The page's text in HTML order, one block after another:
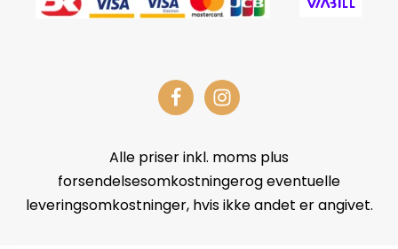
Alle priser inkl. moms plus
forsendelsesomkostningerog eventuelle
leveringsomkostninger, hvis ikke andet er angivet.